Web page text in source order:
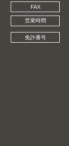
FAX
営業時間
免許番号